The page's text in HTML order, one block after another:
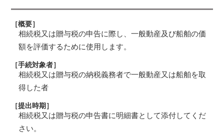
［概要］
相続税又は贈与税の申告に際し、一般動産及び船舶の価
額を評価するために使用します。
［手続対象者］
相続税又は贈与税の納税義務者で一般動産又は船舶を取
得した者
［提出時期］
相続税又は贈与税の申告書に明細書として添付してくだ
さい。